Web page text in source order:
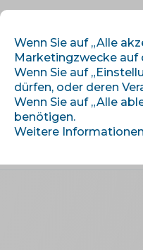
Wenn Sie auf „Alle
Marketingzwecke auf
Wenn Sie auf
dürfen, oder deren
Wenn Sie auf „Alle
benötigen.
Weitere